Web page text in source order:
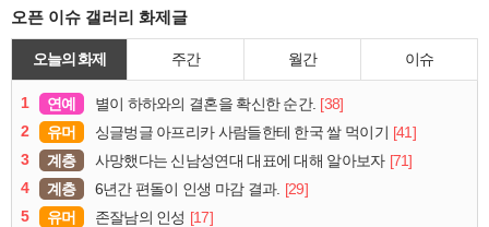
오픈 이슈 갤러리 화제글
오늘의 화제 주간 월간 이슈
1 연예 별이 하하와의 결혼을 확신한 순간. [38]
2
유머 싱글벙글 아프리카 사람들한테 한국 쌀 먹이기 [41]
3
계층 사망했다는 신남성연대 대표에 대해 알아보자 [71]
4
계층 6년간 편돌이 인생 마감 결과. [29]
5
유머 존잘남의 인성 [17]